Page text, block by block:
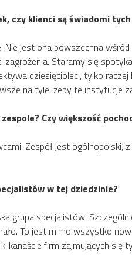
czy klienci są świadomi
Nie jest ona powszechna
zagrożenia. Staramy się
dziesięcioleci, tylko
na tyle, żeby te instytucje
Czy większość
Zespół jest ogólnopolski,
w tej dziedzinie?
grupa specjalistów.
To jest mimo wszystko
firm zajmujących się